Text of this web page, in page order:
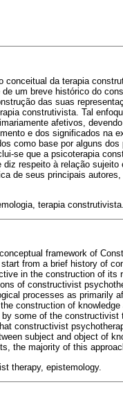
conceitual da terapia
um breve histórico do
das suas
construtivista. Tal
afetivos,
e dos significados na
como base por alguns
se que a psicoterapia
respeito à relação
de seus principais
terapia construtivista.
framework of
from a brief history of
in the construction of its
of constructivist
processes as primarily
construction of
some of the constructivist
constructivist
subject and object of
the majority of this
therapy, epistemology.